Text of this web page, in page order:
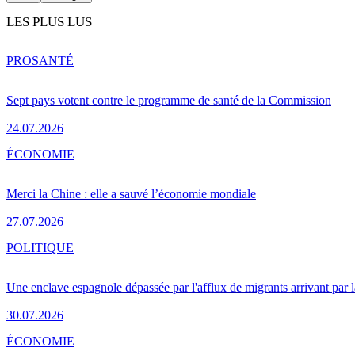
LES PLUS LUS
Sept pays votent contre le programme de santé de la Commission
24.07.2026
PROSANTÉ
Merci la Chine : elle a sauvé l’économie mondiale
27.07.2026
ÉCONOMIE
Une enclave espagnole dépassée par l'afflux de migrants arrivant par
30.07.2026
POLITIQUE
ÉCONOMIE